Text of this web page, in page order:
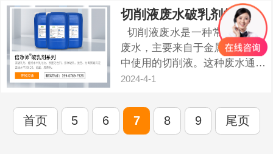
臭味排放，甚至从源头解决臭味
的产生是造纸企业急需要解决的
问题。 我司技...
切削液废水破乳剂的使用？
切削液废水是一种常见的工业
废水，主要来自于金属加工过程
中使用的切削液。这种废水通常
含有高浓度的乳化油、表面活性
难度较大。破乳剂作为一种有效
的废水处理剂，在切削液废水处
2024-4-1
首页 5 6 7 8 9 尾页